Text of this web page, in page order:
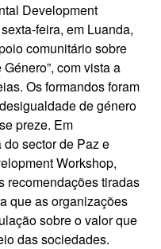
Development
feira, em Luanda,
comunitário sobre
com vista a
Os formandos foram
de género
preze. Em
sector de Paz e
Workshop,
recomendações tiradas
que as organizações
sobre o valor que
das sociedades.